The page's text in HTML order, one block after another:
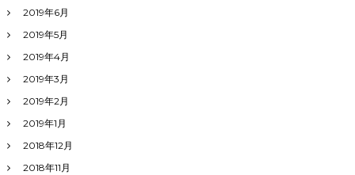
2019年6月
2019年5月
2019年4月
2019年3月
2019年2月
2019年1月
2018年12月
2018年11月